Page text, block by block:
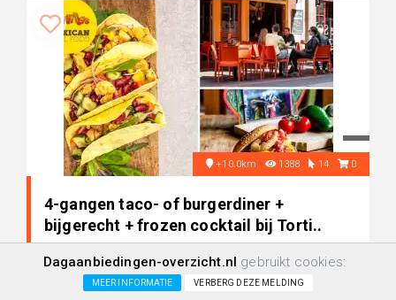
+10.0km 1388 14 0
4-gangen taco- of burgerdiner +
bijgerecht + frozen cocktail bij Torti..
-46% +/-€ 28,95
€ 53,50
Dagaanbiedingen-overzicht.nl gebruikt cookies:
MEER INFORMATIE VERBERG DEZE MELDING